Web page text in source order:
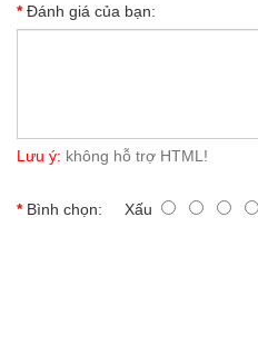
Đánh giá của bạn:
Lưu ý: không hỗ trợ HTML!
Bình chọn: Xấu